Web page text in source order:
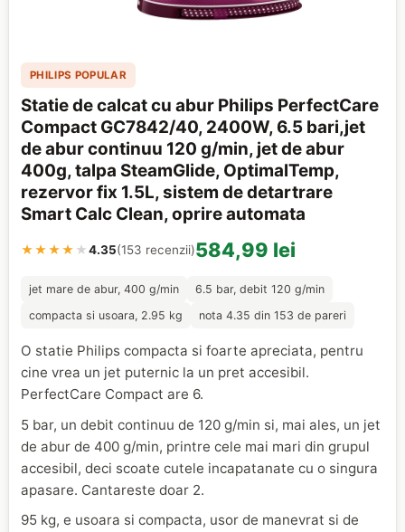
PHILIPS POPULAR
Statie de calcat cu abur Philips PerfectCare
Compact GC7842/40, 2400W, 6.5 bari,jet
de abur continuu 120 g/min, jet de abur
400g, talpa SteamGlide, OptimalTemp,
rezervor fix 1.5L, sistem de detartrare
Smart Calc Clean, oprire automata
★★★★ ★4.35(153 recenzii)584,99 lei
jet mare de abur, 400 g/min
6.5 bar, debit 120 g/min
compacta si usoara, 2.95 kg
nota 4.35 din 153 de pareri
O statie Philips compacta si foarte apreciata, pentru
cine vrea un jet puternic la un pret accesibil.
PerfectCare Compact are 6.
5 bar, un debit continuu de 120 g/min si, mai ales, un jet
de abur de 400 g/min, printre cele mai mari din grupul
accesibil, deci scoate cutele incapatanate cu o singura
apasare. Cantareste doar 2.
95 kg, e usoara si compacta, usor de manevrat si de